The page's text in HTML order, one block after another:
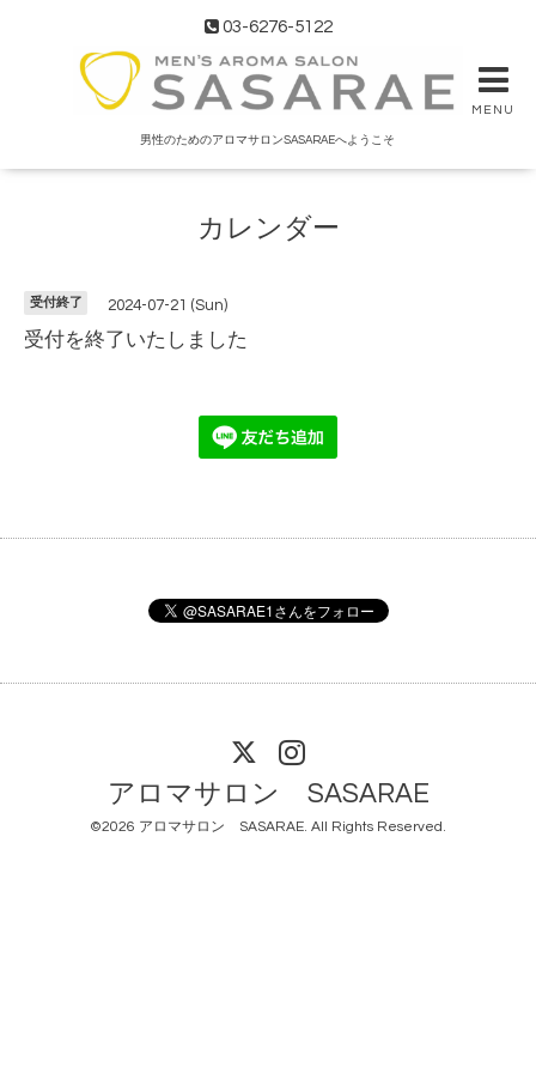
03-6276-5122
MENU
男性のためのアロマサロンSASARAEへようこそ
カレンダー
受付終了 2024-07-21 (Sun)
受付を終了いたしました
アロマサロン SASARAE
©2026 アロマサロン SASARAE. All Rights Reserved.